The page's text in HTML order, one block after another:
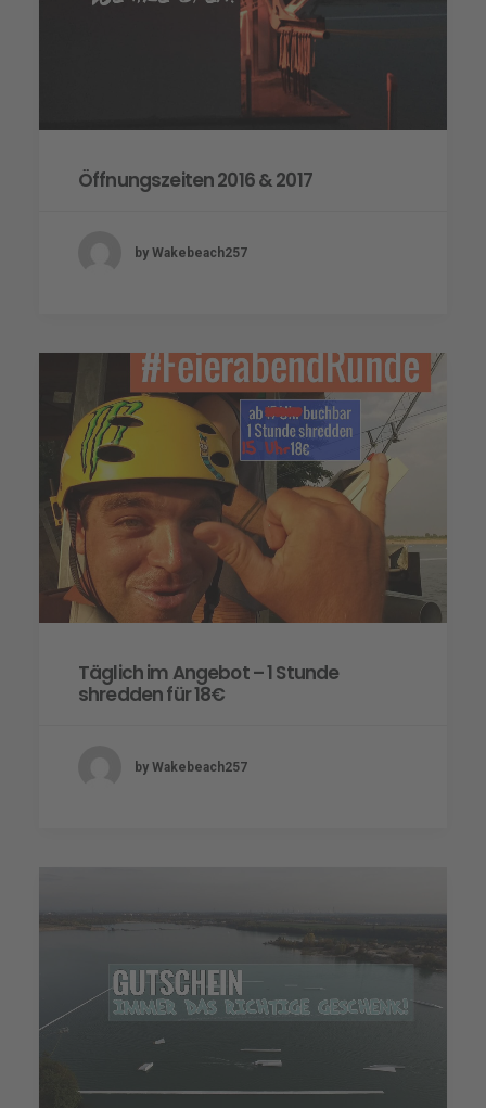
Öffnungszeiten 2016 & 2017
by Wakebeach257
Täglich im Angebot – 1 Stunde
shredden für 18€
by Wakebeach257